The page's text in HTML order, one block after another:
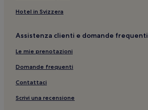
Hotel in Svizzera
Assistenza clienti e domande frequenti
Le mie prenotazioni
Domande frequenti
Contattaci
Scrivi una recensione